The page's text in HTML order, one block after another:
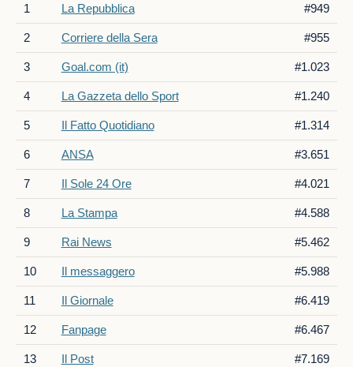
1 La Repubblica #949
2 Corriere della Sera #955
3 Goal.com (it) #1.023
4 La Gazzeta dello Sport #1.240
5 Il Fatto Quotidiano #1.314
6 ANSA #3.651
7 Il Sole 24 Ore #4.021
8 La Stampa #4.588
9 Rai News #5.462
10 Il messaggero #5.988
11 Il Giornale #6.419
12 Fanpage #6.467
13 Il Post #7.169